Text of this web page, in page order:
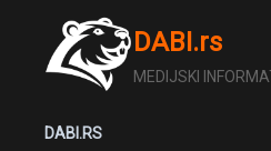
DABI.rs
MEDIJSKI
DABI.RS